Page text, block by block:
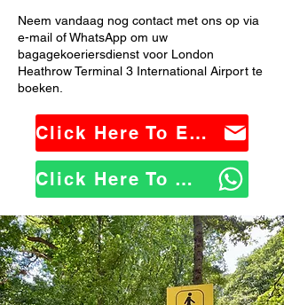
Neem vandaag nog contact met ons op via
e-mail of WhatsApp om uw
bagagekoeriersdienst voor London
Heathrow Terminal 3 International Airport te
boeken.
Click Here To Email Us
Click Here To WhatsApp Us